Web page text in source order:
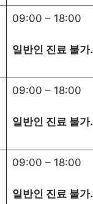
09:00 – 18:00
일반인 진료 불가.
09:00 – 18:00
일반인 진료 불가.
09:00 – 18:00
일반인 진료 불가.